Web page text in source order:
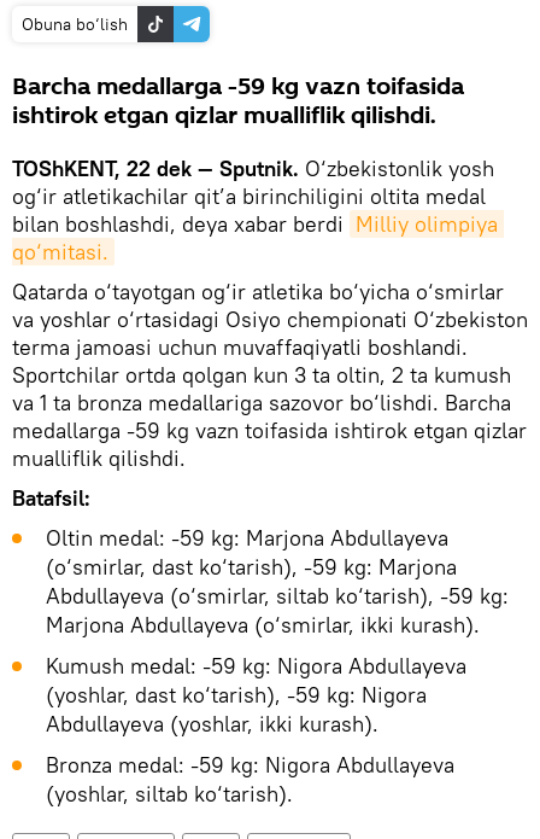
Obuna bo‘lish
Barcha medallarga -59 kg vazn toifasida
ishtirok etgan qizlar mualliflik qilishdi.
TOShKENT, 22 dek — Sputnik. O‘zbekistonlik yosh
og‘ir atletikachilar qit’a birinchiligini oltita medal
bilan boshlashdi, deya xabar berdi Milliy olimpiya
qo‘mitasi.
Qatarda o‘tayotgan og‘ir atletika bo‘yicha o‘smirlar
va yoshlar o‘rtasidagi Osiyo chempionati O‘zbekiston
terma jamoasi uchun muvaffaqiyatli boshlandi.
Sportchilar ortda qolgan kun 3 ta oltin, 2 ta kumush
va 1 ta bronza medallariga sazovor bo‘lishdi. Barcha
medallarga -59 kg vazn toifasida ishtirok etgan qizlar
mualliflik qilishdi.
Batafsil:
Oltin medal: -59 kg: Marjona Abdullayeva
(o‘smirlar, dast ko‘tarish), -59 kg: Marjona
Abdullayeva (o‘smirlar, siltab ko‘tarish), -59 kg:
Marjona Abdullayeva (o‘smirlar, ikki kurash).
Kumush medal: -59 kg: Nigora Abdullayeva
(yoshlar, dast ko‘tarish), -59 kg: Nigora
Abdullayeva (yoshlar, ikki kurash).
Bronza medal: -59 kg: Nigora Abdullayeva
(yoshlar, siltab ko‘tarish).